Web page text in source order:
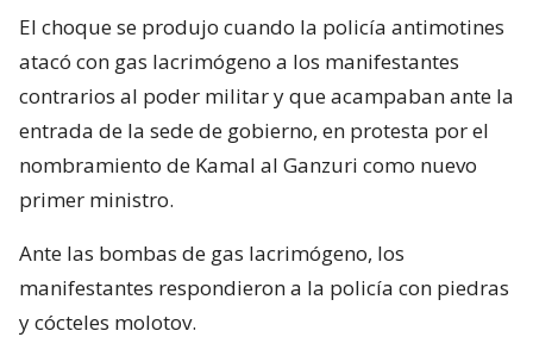
El choque se produjo cuando la policía antimotines
atacó con gas lacrimógeno a los manifestantes
contrarios al poder militar y que acampaban ante la
entrada de la sede de gobierno, en protesta por el
nombramiento de Kamal al Ganzuri como nuevo
primer ministro.
Ante las bombas de gas lacrimógeno, los
manifestantes respondieron a la policía con piedras
y cócteles molotov.